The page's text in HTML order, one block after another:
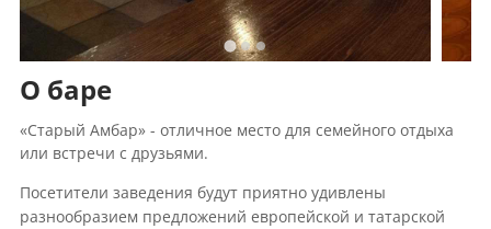
О баре
«Старый Амбар» - отличное место для семейного отдыха
или встречи с друзьями.
Посетители заведения будут приятно удивлены
разнообразием предложений европейской и татарской